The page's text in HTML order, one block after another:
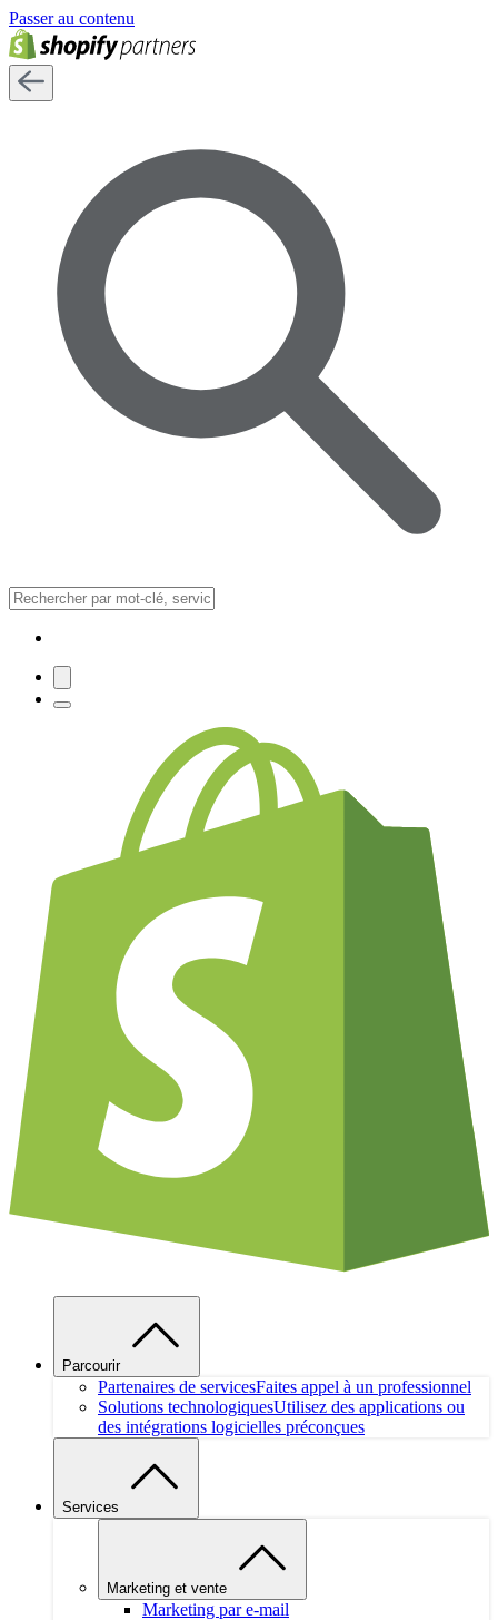
Passer au contenu
Parcourir
Partenaires de servicesFaites appel à un professionnel
Solutions technologiquesUtilisez des applications ou
des intégrations logicielles préconçues
Services
Marketing et vente
Marketing par e-mail